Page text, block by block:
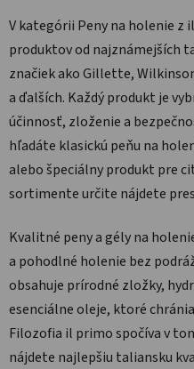
V kategórii Peny na holenie
produktov od najznámejších
značiek ako Gillette,
a ďalších. Každý produkt je
účinnosť, zloženie a
hľadáte klasickú peňu na
alebo špeciálny produkt pre
sortimente určite nájdete
Kvalitné peny a gély na
a pohodlné holenie bez
obsahuje prírodné zložky,
esenciálne oleje, ktoré
Filozofia il primo spočíva v
nájdete najlepšiu taliansku